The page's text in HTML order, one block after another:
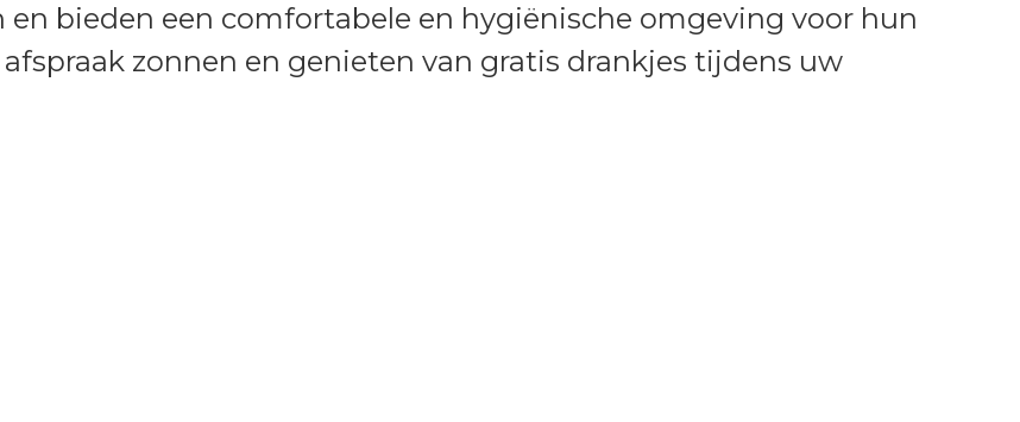
bieden een comfortabele en hygiënische omgeving voor hun
zonnen en genieten van gratis drankjes tijdens uw